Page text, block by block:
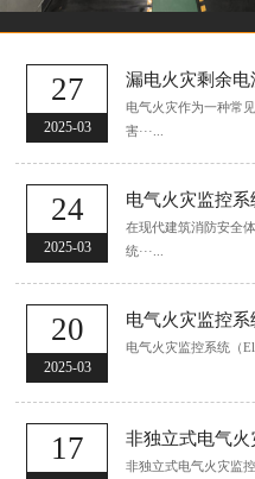
27
2025-03
电气火灾作为一种常
害···...
24
2025-03
在现代建筑消防安全
统···...
20
2025-03
电气火灾监控
电气火灾监控系统（
17 非独立式电气
非独立式电气火灾监